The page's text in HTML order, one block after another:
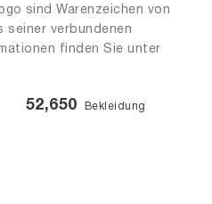
sind Warenzeichen von
seiner verbundenen
finden Sie unter
52,650 Bekleidung